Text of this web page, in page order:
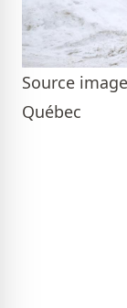
Source
Québec